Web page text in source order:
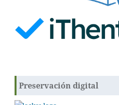
Preservación digital